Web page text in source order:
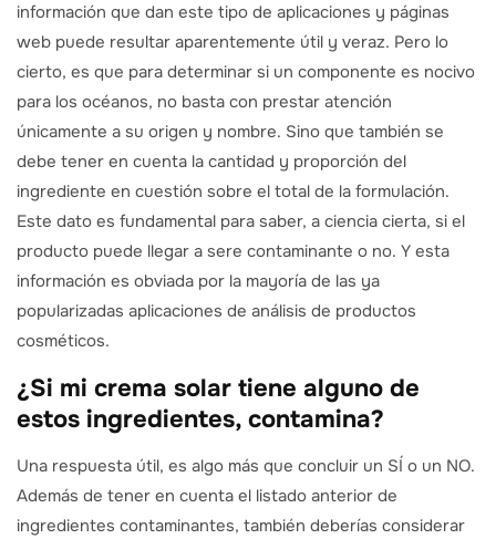
información que dan este tipo de aplicaciones y páginas
web puede resultar aparentemente útil y veraz. Pero lo
cierto, es que para determinar si un componente es nocivo
para los océanos, no basta con prestar atención
únicamente a su origen y nombre. Sino que también se
debe tener en cuenta la cantidad y proporción del
ingrediente en cuestión sobre el total de la formulación.
Este dato es fundamental para saber, a ciencia cierta, si el
producto puede llegar a sere contaminante o no. Y esta
información es obviada por la mayoría de las ya
popularizadas aplicaciones de análisis de productos
cosméticos.
¿Si mi crema solar tiene alguno de
estos ingredientes, contamina?
Una respuesta útil, es algo más que concluir un SÍ o un NO.
Además de tener en cuenta el listado anterior de
ingredientes contaminantes, también deberías considerar